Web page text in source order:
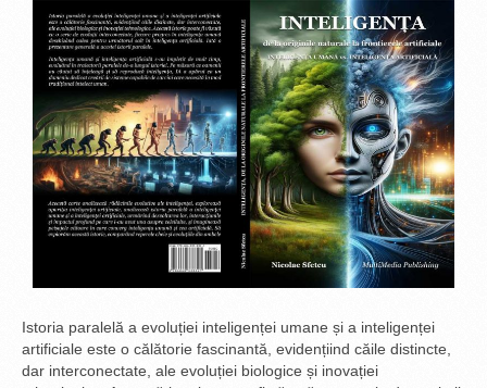
Istoria paralelă a evoluției inteligenței umane și a inteligenței
artificiale este o călătorie fascinantă, evidențiind căile distincte,
dar interconectate, ale evoluției biologice și inovației